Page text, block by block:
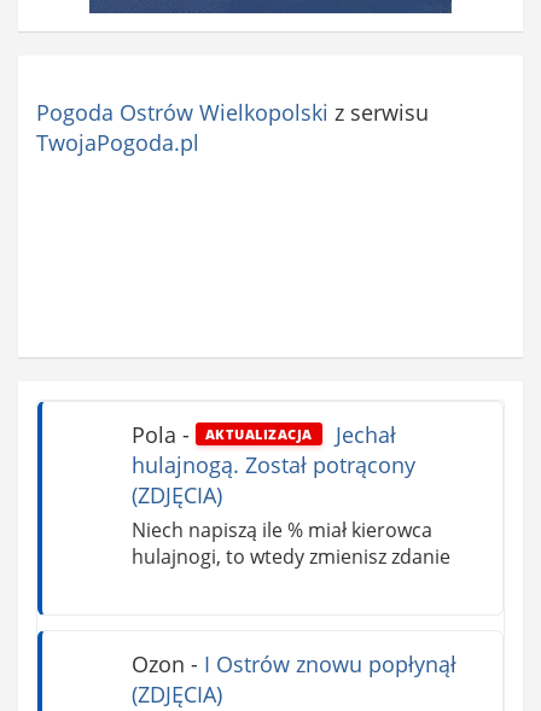
Pogoda Ostrów Wielkopolski z serwisu
TwojaPogoda.pl
Pola - AKTUALIZACJA
Jechał
hulajnogą. Został potrącony
(ZDJĘCIA)
Niech napiszą ile % miał kierowca
hulajnogi, to wtedy zmienisz zdanie
Ozon - I Ostrów znowu popłynął
(ZDJĘCIA)